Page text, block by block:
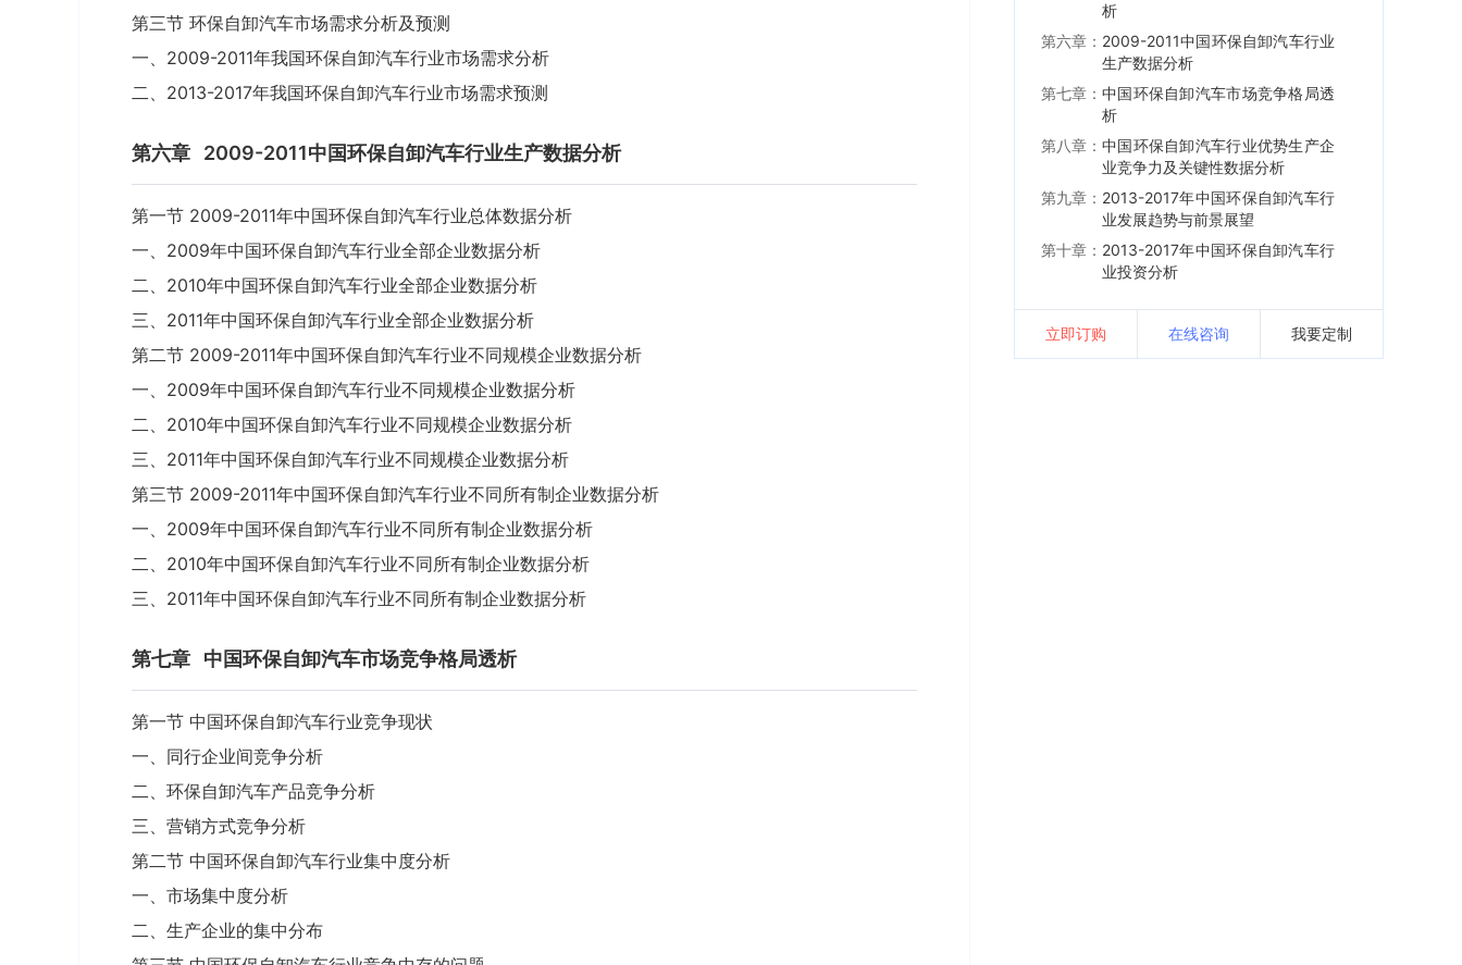
第三节 环保自卸汽车市场需求分析及预测
一、2009-2011年我国环保自卸汽车行业市场需求分析
二、2013-2017年我国环保自卸汽车行业市场需求预测
第六章 2009-2011中国环保自卸汽车行业生产数据分析
第一节 2009-2011年中国环保自卸汽车行业总体数据分析
一、2009年中国环保自卸汽车行业全部企业数据分析
二、2010年中国环保自卸汽车行业全部企业数据分析
三、2011年中国环保自卸汽车行业全部企业数据分析
第二节 2009-2011年中国环保自卸汽车行业不同规模企业数据分析
一、2009年中国环保自卸汽车行业不同规模企业数据分析
二、2010年中国环保自卸汽车行业不同规模企业数据分析
三、2011年中国环保自卸汽车行业不同规模企业数据分析
第三节 2009-2011年中国环保自卸汽车行业不同所有制企业数据分析
一、2009年中国环保自卸汽车行业不同所有制企业数据分析
二、2010年中国环保自卸汽车行业不同所有制企业数据分析
三、2011年中国环保自卸汽车行业不同所有制企业数据分析
第七章 中国环保自卸汽车市场竞争格局透析
第一节 中国环保自卸汽车行业竞争现状
一、同行企业间竞争分析
二、环保自卸汽车产品竞争分析
三、营销方式竞争分析
第二节 中国环保自卸汽车行业集中度分析
一、市场集中度分析
二、生产企业的集中分布
析
第六章： 2009-2011中国环保自卸汽车行业
生产数据分析
第七章： 中国环保自卸汽车市场竞争格局透
析
第八章： 中国环保自卸汽车行业优势生产企
业竞争力及关键性数据分析
第九章： 2013-2017年中国环保自卸汽车行
业发展趋势与前景展望
第十章： 2013-2017年中国环保自卸汽车行
业投资分析
立即订购 在线咨询 我要定制